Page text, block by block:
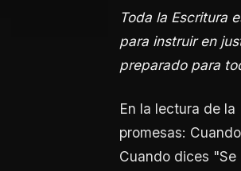
Toda la Escritura
para instruir en
preparado para
En la lectura de
promesas:
Cuando dices